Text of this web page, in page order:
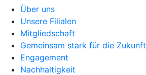
Über uns
Unsere Filialen
Mitgliedschaft
Gemeinsam stark für die Zukunft
Engagement
Nachhaltigkeit